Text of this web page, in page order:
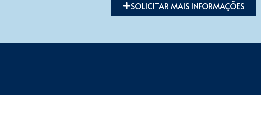
SOLICITAR MAIS INFORMAÇÕES